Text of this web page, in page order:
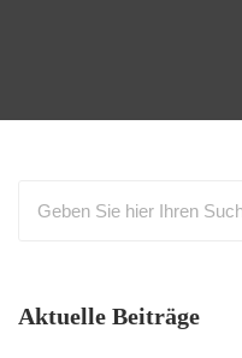
Aktuelle Beiträge